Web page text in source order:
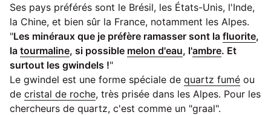
Ses pays préférés sont le Brésil, les États-Unis, l'Inde,
la Chine, et bien sûr la France, notamment les Alpes.
"Les minéraux que je préfère ramasser sont la fluorite,
la tourmaline, si possible melon d'eau, l'ambre. Et
surtout les gwindels !"
Le gwindel est une forme spéciale de quartz fumé ou
de cristal de roche, très prisée dans les Alpes. Pour les
chercheurs de quartz, c'est comme un "graal".